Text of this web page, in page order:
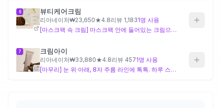
6 뷰티케어크림
리아네이처₩23,650★4.8리뷰 1,1831명 사용
[마스크팩 속 크림] 마스크팩 안에 들어있는 크림으로 듬뿍 바르세요.
7 크림아이
리아네이처₩33,880★4.8리뷰 4571명 사용
[마무리] 눈 위·아래, 8자 주름 라인에 톡톡. 하루 스킨케어 마무리!